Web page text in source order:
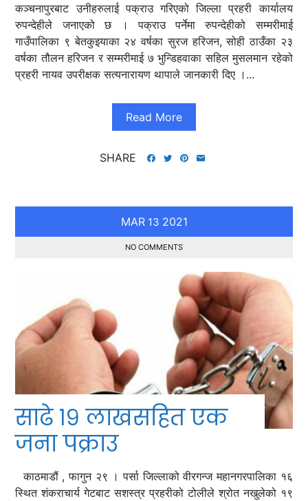
कञ्चनापुरबाट उनीहरुलाई पक्राउ गरिएको जिल्ला प्रहरी कार्यालय
रुपन्देहीले जनाएको छ । पक्राउ पर्नेमा रुपन्देहीको सम्मरीमाई
गाउँपालिका ९ बेतकुइयाका २४ वर्षका सुरज हरिजन, सोही ठाउँका २३
वर्षका तौलन हरिजन र सम्मरीमाई ७ भुन्डिहवाका सहिल मुसलमान रहेको
प्रहरी नायव उपरीक्षक सत्यनारायण थापाले जानकारी दिए ।...
Read More
SHARE
MAR 13 2021
NO COMMENTS
साढे १९ लाखसहित एक
जना पक्राउ
काठमाडौं , फागुन २९ । पर्सा जिल्लाको वीरगन्ज महानगरपालिका १६
स्थित शंकराचार्य गेटबाट सशस्त्र प्रहरीको टोलीले श्रोत नखुलेको १९